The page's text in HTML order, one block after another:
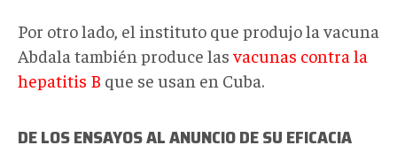
Por otro lado, el instituto que produjo la vacuna
Abdala también produce lasvacunas contra la
hepatitis B que se usan en Cuba.
DE LOS ENSAYOS AL ANUNCIO DE SU EFICACIA